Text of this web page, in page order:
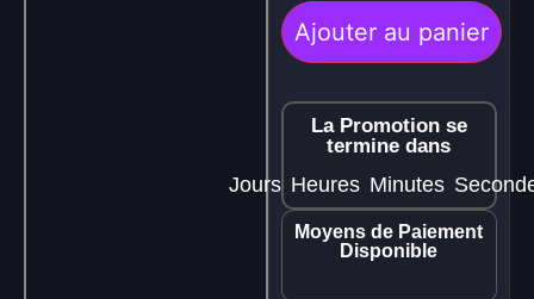
Ajouter au panier
La Promotion se
termine dans
Jours Heures Minutes
Moyens de Paiement
Disponible